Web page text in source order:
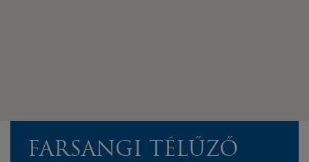
FARSANGI TÉLŰZŐ